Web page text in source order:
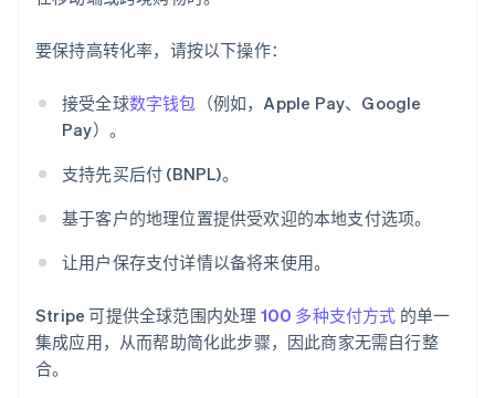
要保持高转化率，请按以下操作：
接受全球数字钱包 （例如，Apple Pay、Google
Pay）。
支持先买后付 (BNPL)。
基于客户的地理位置提供受欢迎的本地支付选项。
让用户保存支付详情以备将来使用。
Stripe 可提供全球范围内处理 100 多种支付方式 的单一
集成应用，从而帮助简化此步骤，因此商家无需自行整
合。